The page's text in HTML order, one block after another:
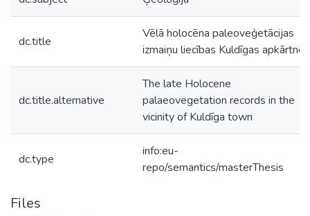
dc.title
Vēlā holocēna paleoveģetācijas
izmaiņu liecības Kuldīgas apkārtnē
dc.title.alternative
The late Holocene
palaeovegetation records in the
vicinity of Kuldīga town
dc.type
info:eu-
repo/semantics/masterThesis
Files